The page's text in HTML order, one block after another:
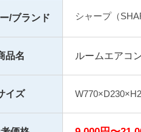
/ブランド シャープ（
品名 ルームエアコ
イズ